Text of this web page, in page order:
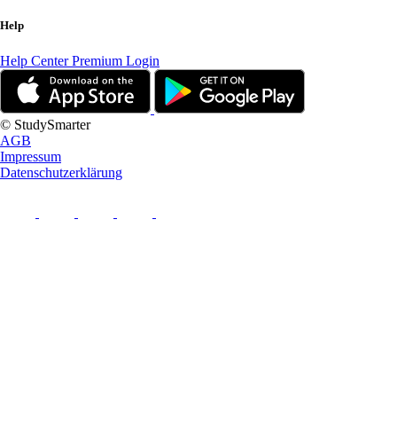
Help
Help CenterPremium Login
© StudySmarter
AGB
Impressum
Datenschutzerklärung